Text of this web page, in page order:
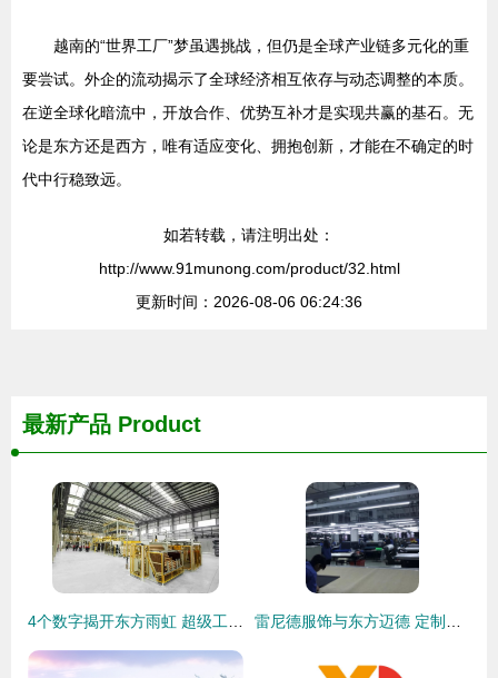
越南的“世界工厂”梦虽遇挑战，但仍是全球产业链多元化的重
要尝试。外企的流动揭示了全球经济相互依存与动态调整的本质。
在逆全球化暗流中，开放合作、优势互补才是实现共赢的基石。无
论是东方还是西方，唯有适应变化、拥抱创新，才能在不确定的时
代中行稳致远。
如若转载，请注明出处：
http://www.91munong.com/product/32.html
更新时间：2026-08-06 06:24:36
最新产品 Product